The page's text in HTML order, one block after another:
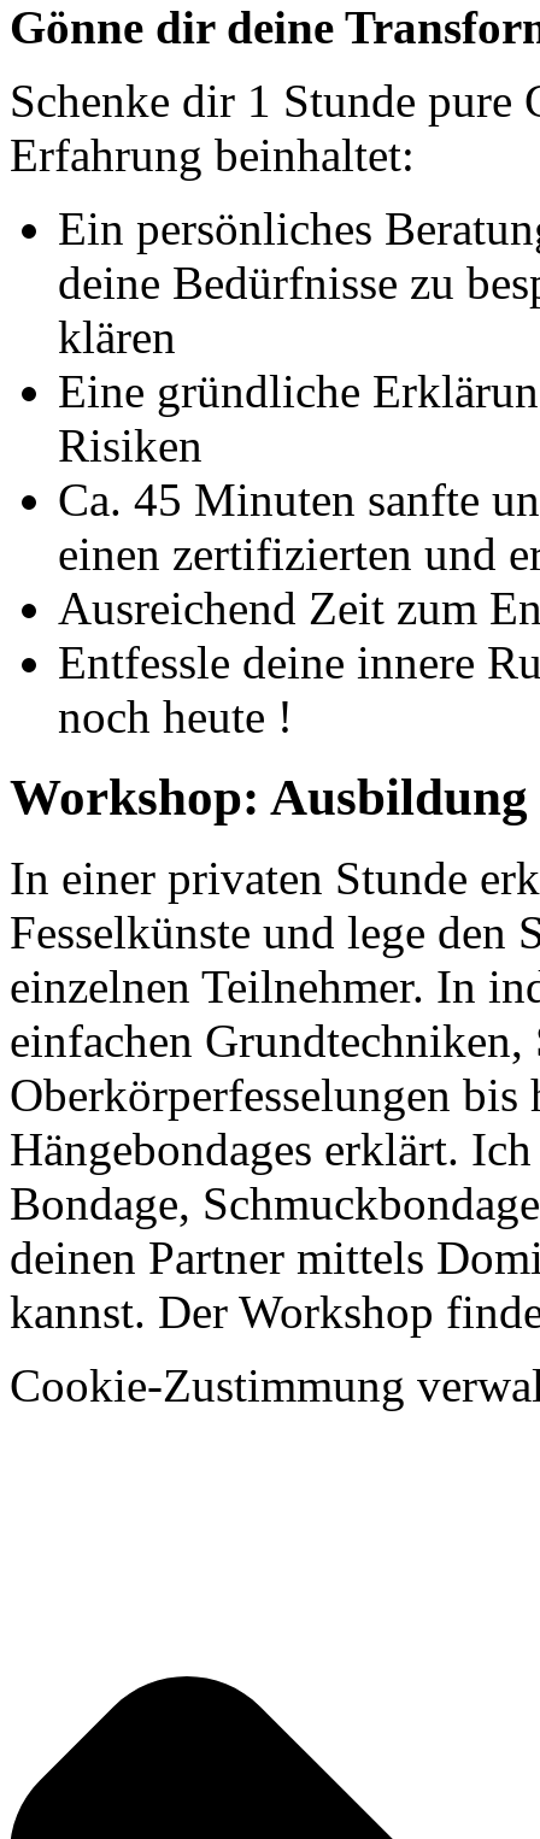
Gönne dir deine
Schenke dir 1 Stunde
Erfahrung beinhaltet:
Ein persönliches
deine Bedürfnisse zu
klären
Eine gründliche
Risiken
Ca. 45 Minuten sanfte
einen zertifizierten und
Ausreichend Zeit zum
Entfessle deine innere
noch heute !
Workshop: Ausbildung
In einer privaten Stunde
Fesselkünste und lege den
einzelnen Teilnehmer. In
einfachen Grundtechniken,
Oberkörperfesselungen
Hängebondages erklärt.
Bondage,
deinen Partner mittels
kannst. Der Workshop
Cookie-Zustimmung